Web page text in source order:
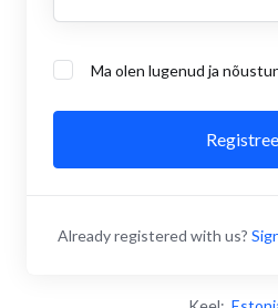
Ma olen lugenud ja
Already registered with us?